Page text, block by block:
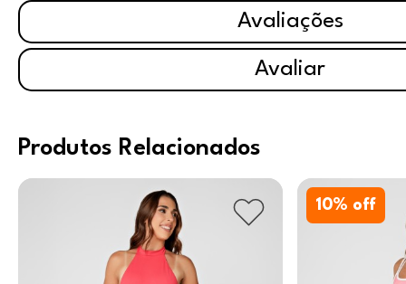
Avaliações
Avaliar
Produtos Relacionados
10% off